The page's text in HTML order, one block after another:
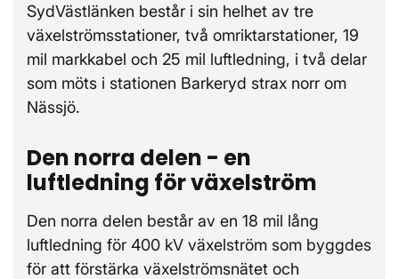
SydVästlänken består i sin helhet av tre
växelströmsstationer, två omriktarstationer, 19
mil markkabel och 25 mil luftledning, i två delar
som möts i stationen Barkeryd strax norr om
Nässjö.
Den norra delen - en
luftledning för växelström
Den norra delen består av en 18 mil lång
luftledning för 400 kV växelström som byggdes
för att förstärka växelströmsnätet och